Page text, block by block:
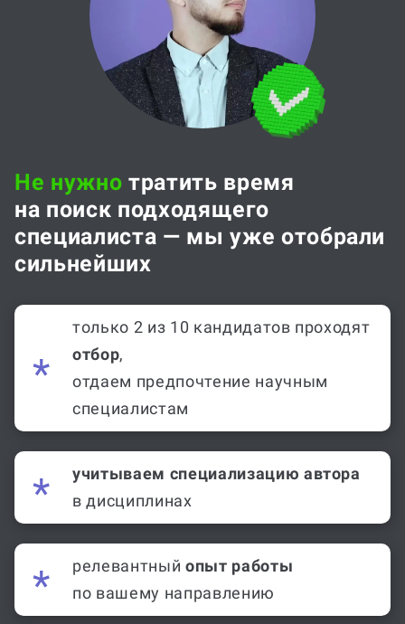
Не нужно тратить время
на поиск подходящего
специалиста — мы уже отобрали
сильнейших
только 2 из 10 кандидатов проходят
отбор,
отдаем предпочтение научным
специалистам
учитываем специализацию автора
в дисциплинах
релевантный опыт работы
по вашему направлению